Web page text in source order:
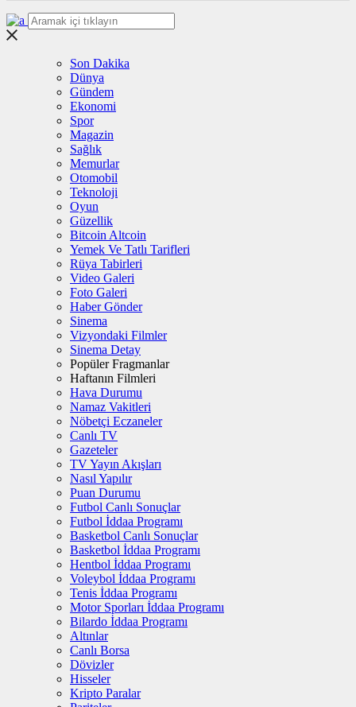
Son Dakika
Dünya
Gündem
Ekonomi
Spor
Magazin
Sağlık
Memurlar
Otomobil
Teknoloji
Oyun
Güzellik
Bitcoin Altcoin
Yemek Ve Tatlı Tarifleri
Rüya Tabirleri
Video Galeri
Foto Galeri
Haber Gönder
Sinema
Vizyondaki Filmler
Sinema Detay
Popüler Fragmanlar
Haftanın Filmleri
Hava Durumu
Namaz Vakitleri
Nöbetçi Eczaneler
Canlı TV
Gazeteler
TV Yayın Akışları
Nasıl Yapılır
Puan Durumu
Futbol Canlı Sonuçlar
Futbol İddaa Programı
Basketbol Canlı Sonuçlar
Basketbol İddaa Programı
Hentbol İddaa Programı
Voleybol İddaa Programı
Tenis İddaa Programı
Motor Sporları İddaa Programı
Bilardo İddaa Programı
Altınlar
Canlı Borsa
Dövizler
Hisseler
Kripto Paralar